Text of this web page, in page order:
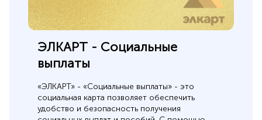
ЭЛКАРТ - Социальные
выплаты
«ЭЛКАРТ» - «Социальные выплаты» - это
социальная карта позволяет обеспечить
удобство и безопасность получения